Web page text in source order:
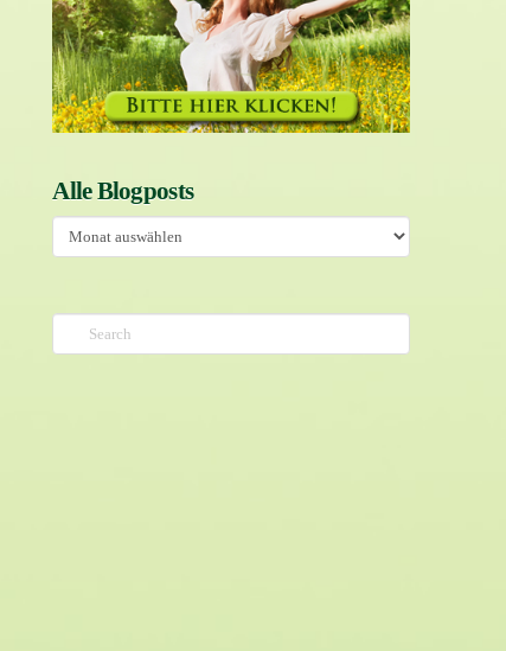
Alle Blogposts
Alle
Blogposts
Search